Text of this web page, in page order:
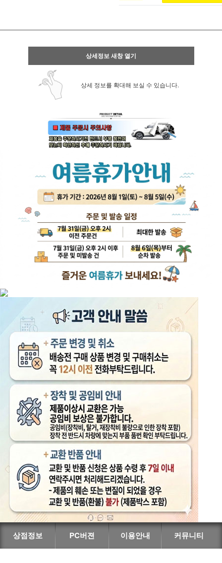
상세정보 새창 열기
상세 정보를 확대해 보실 수 있습니다.
상점정보 PC버젼 이용안내 커뮤니티